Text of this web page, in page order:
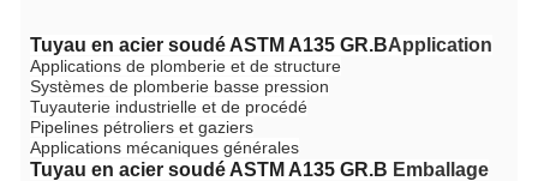
Tuyau en acier soudé ASTM A135 GR.BApplication
Applications de plomberie et de structure
Systèmes de plomberie basse pression
Tuyauterie industrielle et de procédé
Pipelines pétroliers et gaziers
Applications mécaniques générales
Tuyau en acier soudé ASTM A135 GR.B Emballage